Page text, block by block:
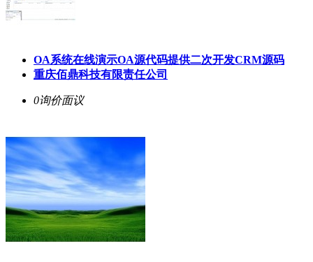
OA系统在线演示OA源代码提供二次开发CRM源码
重庆佰鼎科技有限责任公司
0询价面议